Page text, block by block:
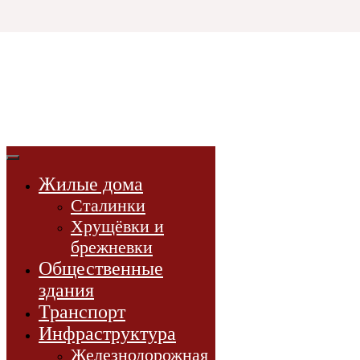
3D-моделиЖилые дома
Сталинки
Хрущёвки и
брежневки
Общественные
здания
Транспорт
Инфраструктура
Железнодорожная